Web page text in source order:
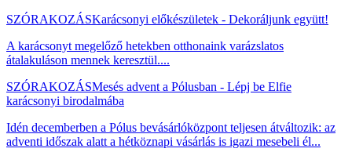
SZÓRAKOZÁSKarácsonyi előkészületek - Dekoráljunk együtt!
A karácsonyt megelőző hetekben otthonaink varázslatos
átalakuláson mennek keresztül....
SZÓRAKOZÁSMesés advent a Pólusban - Lépj be Elfie
karácsonyi birodalmába
Idén decemberben a Pólus bevásárlóközpont teljesen átváltozik: az
adventi időszak alatt a hétköznapi vásárlás is igazi mesebeli él...